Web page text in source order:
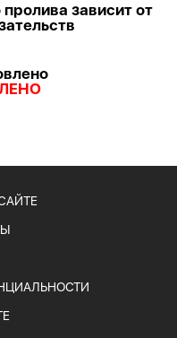
зависит от